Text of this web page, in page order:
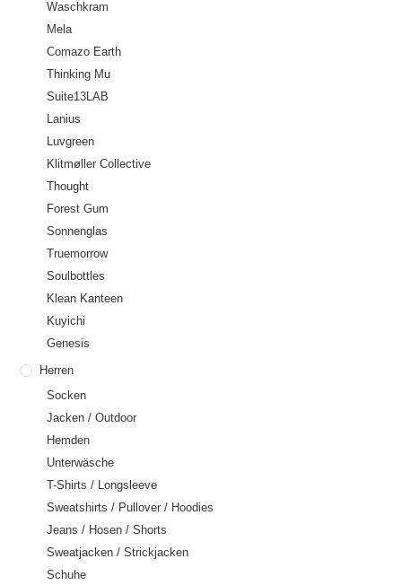
Waschkram
Mela
Comazo Earth
Thinking Mu
Suite13LAB
Lanius
Luvgreen
Klitmøller Collective
Thought
Forest Gum
Sonnenglas
Truemorrow
Soulbottles
Klean Kanteen
Kuyichi
Genesis
Herren
Socken
Jacken / Outdoor
Hemden
Unterwäsche
T-Shirts / Longsleeve
Sweatshirts / Pullover / Hoodies
Jeans / Hosen / Shorts
Sweatjacken / Strickjacken
Schuhe